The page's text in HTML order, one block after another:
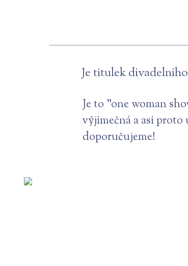
Je titulek
Je to "one woman
výjimečná a asi proto
doporučujeme!